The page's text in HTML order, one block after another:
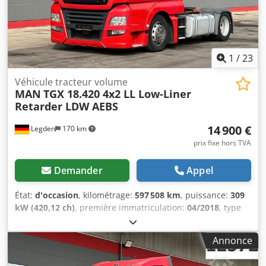
en proposant des formations (locales).
1 /23
Legden 170 km
Véhicule tracteur volume
MAN TGX 18.420 4x2 LL Low-Liner
Retarder LDW AEBS
14 900 €
prix fixe hors TVA
Demander Appel
État: d'occasion, kilométrage: 597 508 km, puissance: 309
kW (420,12 ch), première immatriculation: 04/2018, type
, poids total:
d'essieux:2 essieux, freins:retardeur, couleur:rouge, type
d'engrenage:automatique, classe d'émission: Euro 6 ,
Équipement:
ABS, chauffage de stationnement,
Annonce